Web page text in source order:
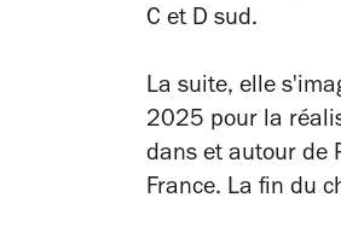
C et D sud.
La suite, elle
2025 pour la
dans et autour de
France. La fin du